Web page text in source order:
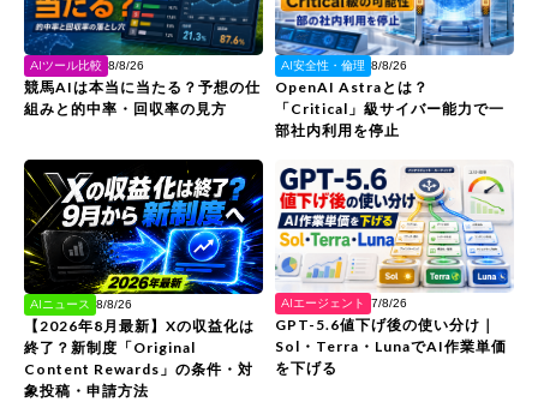
AIツール比較 8/8/26
競馬AIは本当に当たる？予想の仕
組みと的中率・回収率の見方
AI安全性・倫理 8/8/26
OpenAI Astraとは？
「Critical」級サイバー能力で一
部社内利用を停止
AIニュース 8/8/26
【2026年8月最新】Xの収益化は
終了？新制度「Original
Content Rewards」の条件・対
象投稿・申請方法
AIエージェント 7/8/26
GPT-5.6値下げ後の使い分け｜
Sol・Terra・LunaでAI作業単価
を下げる